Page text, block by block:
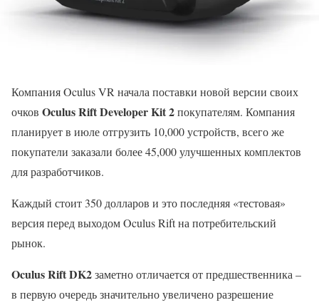
Компания Oculus VR начала поставки новой версии своих
очков Oculus Rift Developer Kit 2покупателям. Компания
планирует в июле отгрузить 10,000 устройств, всего же
покупатели заказали более 45,000 улучшенных комплектов
для разработчиков.
Каждый стоит 350 долларов и это последняя «тестовая»
версия перед выходом Oculus Rift на потребительский
рынок.
Oculus Rift DK2заметно отличается от предшественника –
в первую очередь значительно увеличено разрешение